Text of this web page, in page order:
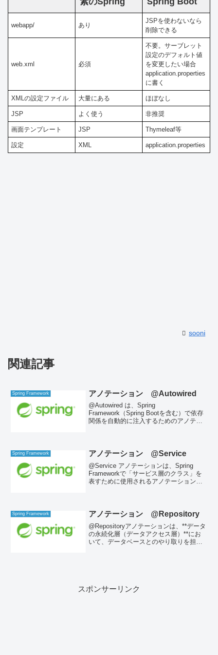
webapp/ あり
JSPを使わないなら
削除できる
web.xml 必須
不要。サーブレット
設定のデフォルト値
を変更したい場合
application.properties
に書く
XMLの設定ファイル 大量にある ほぼなし
JSP よく使う 非推奨
画面テンプレート JSP Thymeleaf等
設定 XML application.properties
sooni
関連記事
Spring Framework アノテーション @Autowired
@Autowired は、Spring
Framework（Spring Bootを含む）で依存
関係を自動的に注入するためのアノテー
Spring Framework アノテーション @Service
@Service アノテーションは、Spring
Frameworkで「サービス層のクラス」を
表すために使用されるアノテーションで
表...
Spring Framework アノテーション @Repository
@Repositoryアノテーションは、**データ
の永続化層（データアクセス層）**にお
いて、データベースとのやり取りを担当
スポンサーリンク